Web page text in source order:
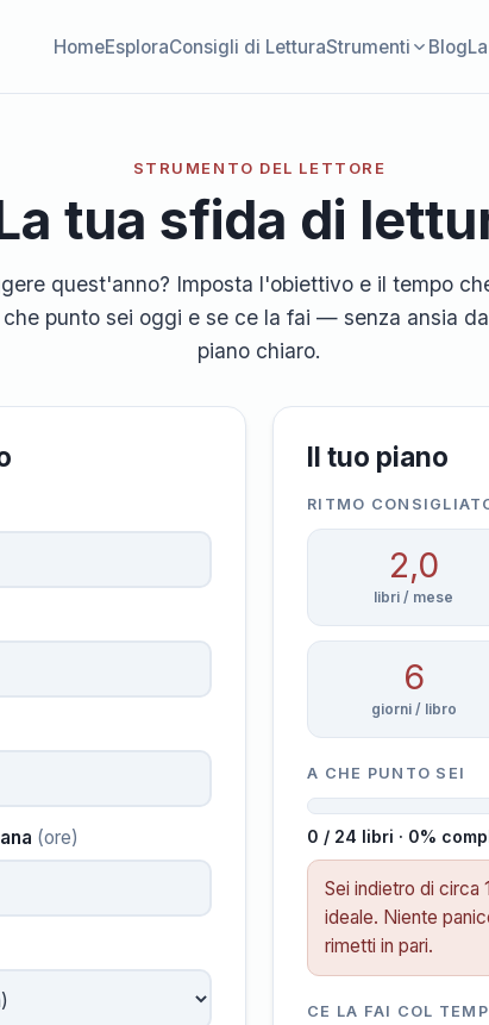
HomeEsploraConsigli di LetturaStrumenti Blog
STRUMENTO DEL LETTORE
tua sfida di
quest'anno? Imposta l'obiettivo e il tempo
punto sei oggi e se ce la fai — senza ansia
piano chiaro.
(ore)
Il tuo piano
RITMO
2,0
libri / mese
6
giorni / libro
A CHE PUNTO SEI
0 / 24 libri · 0%
Sei indietro di circa
ideale. Niente
rimetti in pari.
CE LA FAI COL